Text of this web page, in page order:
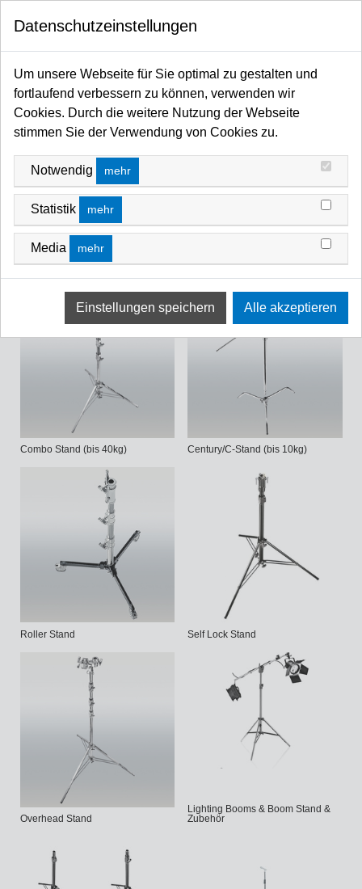
Startseite
Stative / Booms / Lifte / Wind-up / Rollenstative / Foto-Video-Cine Stative
STATIVE, ROLLENSTATIVE & BOOMS
Baby Stand (bis 10kg) Junior Stand (bis 40kg)
Combo Stand (bis 40kg) Century/C-Stand (bis 10kg)
Roller Stand Self Lock Stand
Overhead Stand
Lighting Booms & Boom Stand &
Zubehör
Datenschutzeinstellungen
Um unsere Webseite für Sie optimal zu gestalten und
fortlaufend verbessern zu können, verwenden wir
Cookies. Durch die weitere Nutzung der Webseite
stimmen Sie der Verwendung von Cookies zu.
Notwendig mehr
Statistik mehr
Media mehr